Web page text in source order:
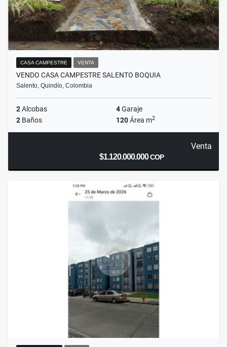
CASA CAMPESTRE VENTA
VENDO CASA CAMPESTRE SALENTO BOQUIA
Salento, Quindío, Colombia
2Alcobas 4Garaje
2 Baños 120Área m2
Venta
$1.120.000.000COP